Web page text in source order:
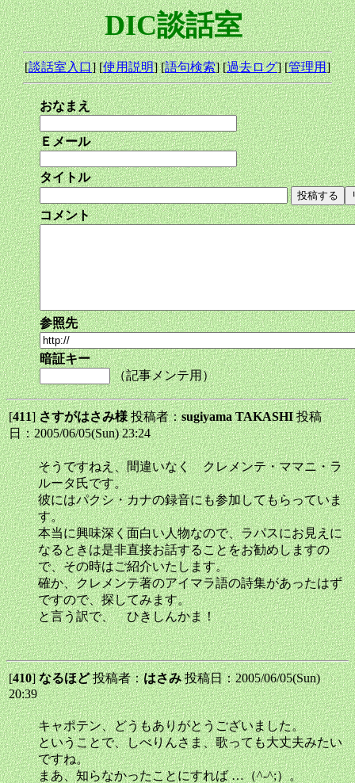
DIC談話室
[談話室入口] [使用説明] [語句検索] [過去ログ] [管理用]
おなまえ
Ｅメール
タイトル
コメント
参照先
暗証キー
（記事メンテ用）
[411]さすがはさみ様投稿者：sugiyama TAKASHI投稿
日：2005/06/05(Sun) 23:24
そうですねえ、間違いなく クレメンテ・ママニ・ラ
ルータ氏です。
彼にはパクシ・カナの録音にも参加してもらっていま
す。
本当に興味深く面白い人物なので、ラパスにお見えに
なるときは是非直接お話することをお勧めしますの
で、その時はご紹介いたします。
確か、クレメンテ著のアイマラ語の詩集があったはず
ですので、探してみます。
と言う訳で、 ひきしんかま！
[410]なるほど投稿者：はさみ投稿日：2005/06/05(Sun)
20:39
キャポテン、どうもありがとうございました。
ということで、しべりんさま、歌っても大丈夫みたい
ですね。
まあ、知らなかったことにすれば …（^-^;）。